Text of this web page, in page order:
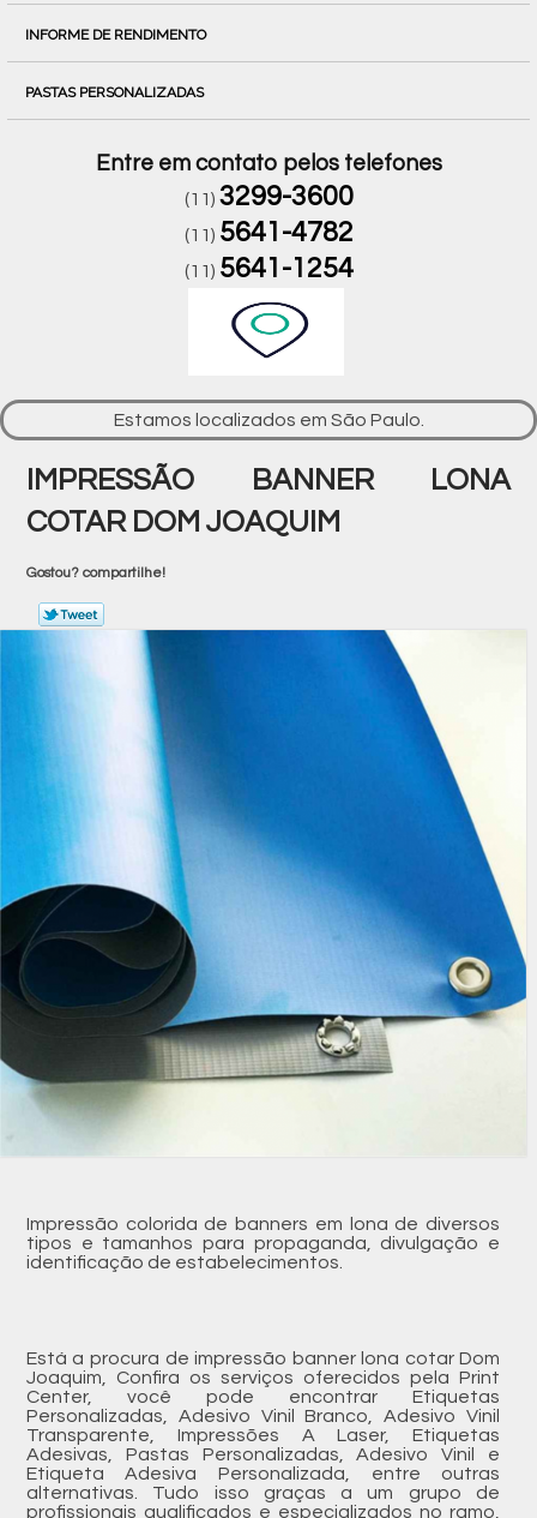
INFORME DE RENDIMENTO
PASTAS PERSONALIZADAS
Entre em contato pelos telefones
(11) 3299-3600
(11) 5641-4782
(11) 5641-1254
Estamos localizados em São Paulo.
IMPRESSÃO BANNER LONA
COTAR DOM JOAQUIM
Gostou? compartilhe!
Impressão colorida de banners em lona de diversos
tipos e tamanhos para propaganda, divulgação e
identificação de estabelecimentos.
Está a procura de impressão banner lona cotar Dom
Joaquim, Confira os serviços oferecidos pela Print
Center, você pode encontrar Etiquetas
Personalizadas, Adesivo Vinil Branco, Adesivo Vinil
Transparente, Impressões A Laser, Etiquetas
Adesivas, Pastas Personalizadas, Adesivo Vinil e
Etiqueta Adesiva Personalizada, entre outras
alternativas. Tudo isso graças a um grupo de
profissionais qualificados e especializados no ramo,